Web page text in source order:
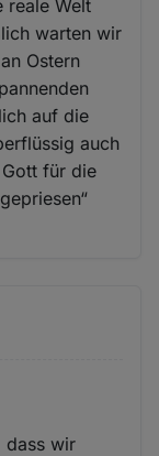
reale Welt
warten wir
Ostern
auf die
auch
für die
dass wir